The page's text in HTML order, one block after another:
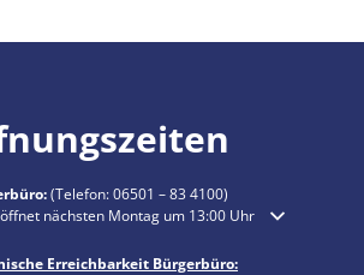
(Telefon:06501 – 83 4100)
Öffnungs- oder Schließzeiten auszublenden
öffnet nächsten Montag um 13:00 Uhr
Erreichbarkeit Bürgerbüro: